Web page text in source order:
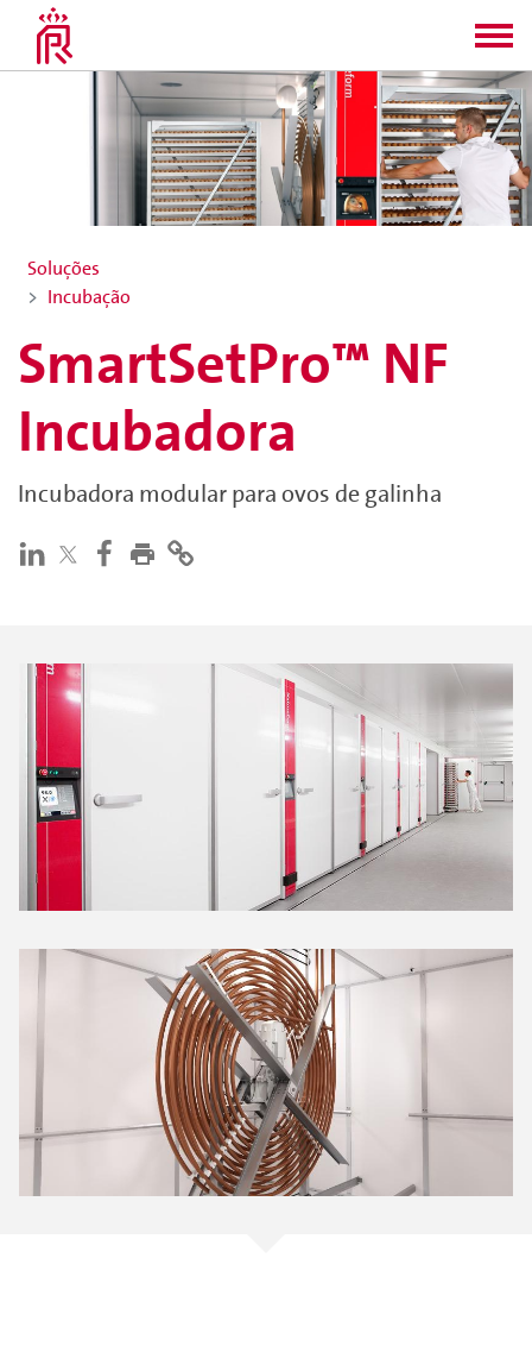
Soluções
Incubação
SmartSetPro™ NF
Incubadora
Incubadora modular para ovos de galinha